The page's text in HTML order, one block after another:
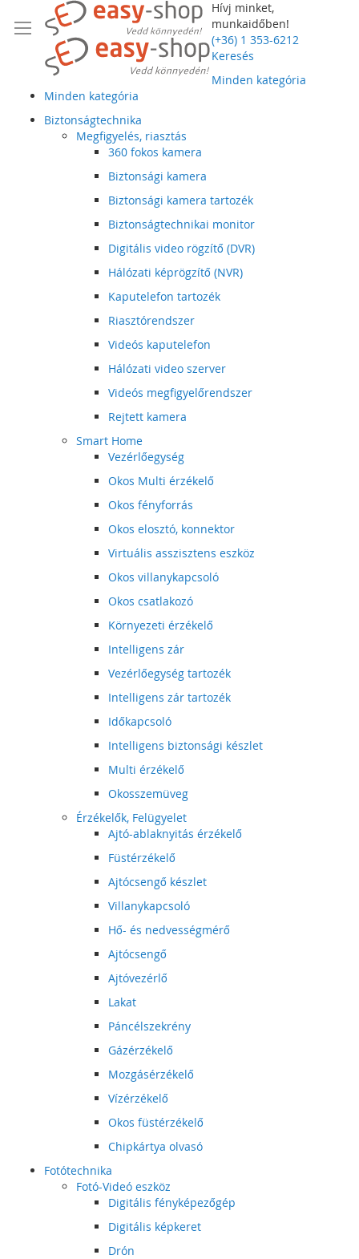
Hívj minket,
munkaidőben!
(+36) 1 353-6212
Keresés
Minden kategória
Minden kategória
Biztonságtechnika
Megfigyelés, riasztás
360 fokos kamera
Biztonsági kamera
Biztonsági kamera tartozék
Biztonságtechnikai monitor
Digitális video rögzítő (DVR)
Hálózati képrögzítő (NVR)
Kaputelefon tartozék
Riasztórendszer
Videós kaputelefon
Hálózati video szerver
Videós megfigyelőrendszer
Rejtett kamera
Smart Home
Vezérlőegység
Okos Multi érzékelő
Okos fényforrás
Okos elosztó, konnektor
Virtuális asszisztens eszköz
Okos villanykapcsoló
Okos csatlakozó
Környezeti érzékelő
Intelligens zár
Vezérlőegység tartozék
Intelligens zár tartozék
Időkapcsoló
Intelligens biztonsági készlet
Multi érzékelő
Okosszemüveg
Érzékelők, Felügyelet
Ajtó-ablaknyitás érzékelő
Füstérzékelő
Ajtócsengő készlet
Villanykapcsoló
Hő- és nedvességmérő
Ajtócsengő
Ajtóvezérlő
Lakat
Páncélszekrény
Gázérzékelő
Mozgásérzékelő
Vízérzékelő
Okos füstérzékelő
Chipkártya olvasó
Fotótechnika
Fotó-Videó eszköz
Digitális fényképezőgép
Digitális képkeret
Drón